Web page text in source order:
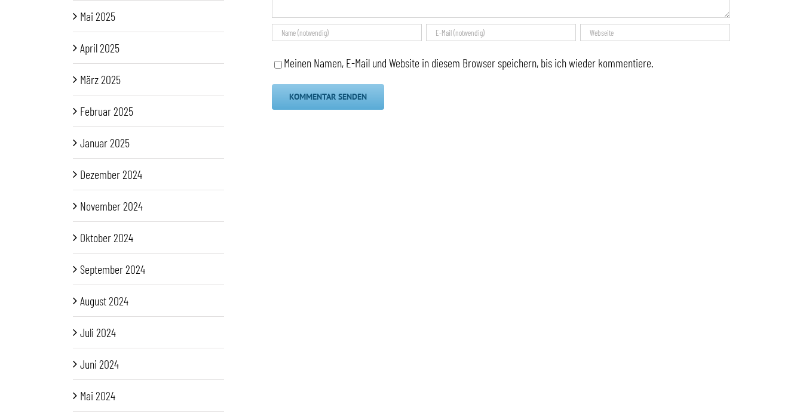
Meinen Namen, E-Mail und Website in diesem Browser speichern, bis ich wieder kommentiere.
Mai 2025
April 2025
März 2025
Februar 2025
Januar 2025
Dezember 2024
November 2024
Oktober 2024
September 2024
August 2024
Juli 2024
Juni 2024
Mai 2024